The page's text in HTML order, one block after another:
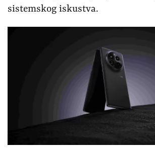
sistemskog iskustva.